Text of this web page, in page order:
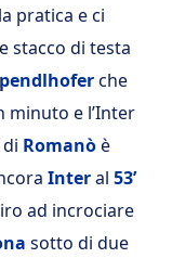
pratica e ci
stacco di testa
che
minuto e l’Inter
Romanòè
Interal 53’
ad incrociare
sotto di due